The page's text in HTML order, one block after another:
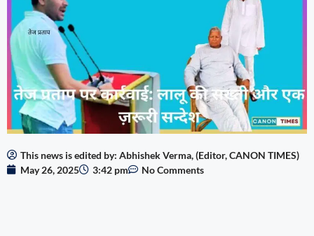
This news is edited by: Abhishek Verma, (Editor, CANON TIMES)
May 26, 2025
3:42 pm No Comments